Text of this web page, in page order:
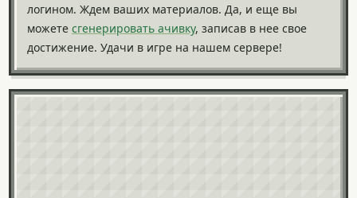
логином. Ждем ваших материалов. Да, и еще вы
можете сгенерировать ачивку, записав в нее свое
достижение. Удачи в игре на нашем сервере!